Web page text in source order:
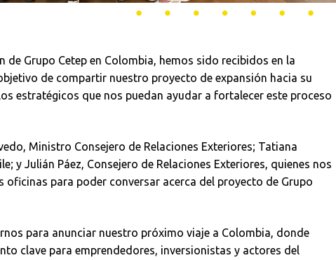
Grupo Cetep en Colombia, hemos sido recibidos en la
de compartir nuestro proyecto de expansión hacia su
estratégicos que nos puedan ayudar a fortalecer este proceso
Ministro Consejero de Relaciones Exteriores; Tatiana
y Julián Páez, Consejero de Relaciones Exteriores, quienes nos
oficinas para poder conversar acerca del proyecto de Grupo
para anunciar nuestro próximo viaje a Colombia, donde
clave para emprendedores, inversionistas y actores del